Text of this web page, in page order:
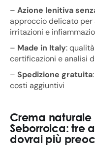
– Azione lenitiva
approccio delicato
irritazioni e
– Made in Italy:
certificazioni e analisi
– Spedizione gratuita
costi aggiuntivi
Crema
Seborroica: tre
dovrai più